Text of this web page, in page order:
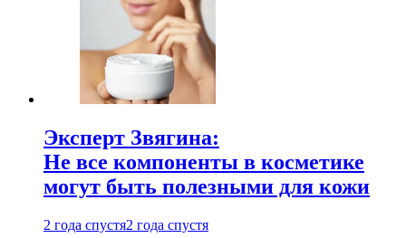
Эксперт Звягина:
Не все компоненты в косметике
могут быть полезными для кожи
2 года спустя2 года спустя